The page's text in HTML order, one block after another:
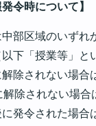
令時について】
部区域のいず
下「授業等」と
解除されない場合
解除されない場
に発令された場